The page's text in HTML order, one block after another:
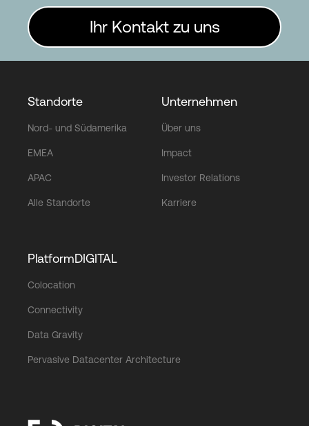
Ihr Kontakt zu uns
Standorte
Nord- und Südamerika
EMEA
APAC
Alle Standorte
Unternehmen
Über uns
Impact
Investor Relations
Karriere
PlatformDIGITAL
Colocation
Connectivity
Data Gravity
Pervasive Datacenter Architecture